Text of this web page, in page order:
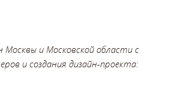
и Московской области с
и создания дизайн-проекта: